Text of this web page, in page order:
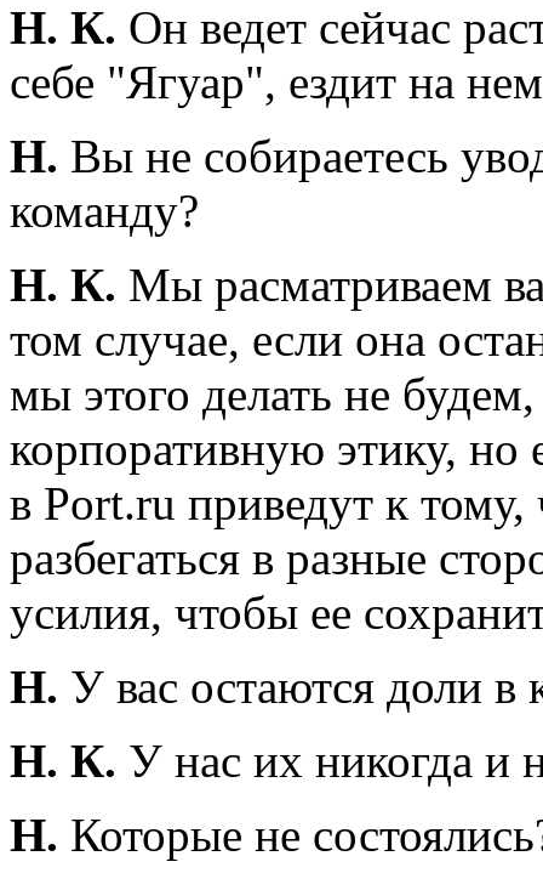
Н. К. Он ведет сейчас
себе "Ягуар", ездит на
Н. Вы не собираетесь
команду?
Н. К. Мы расматриваем
том случае, если она
мы этого делать не
корпоративную этику,
в Port.ru приведут к тому,
разбегаться в разные
усилия, чтобы ее
Н. У вас остаются доли в
Н. К. У нас их никогда и
Н. Которые не